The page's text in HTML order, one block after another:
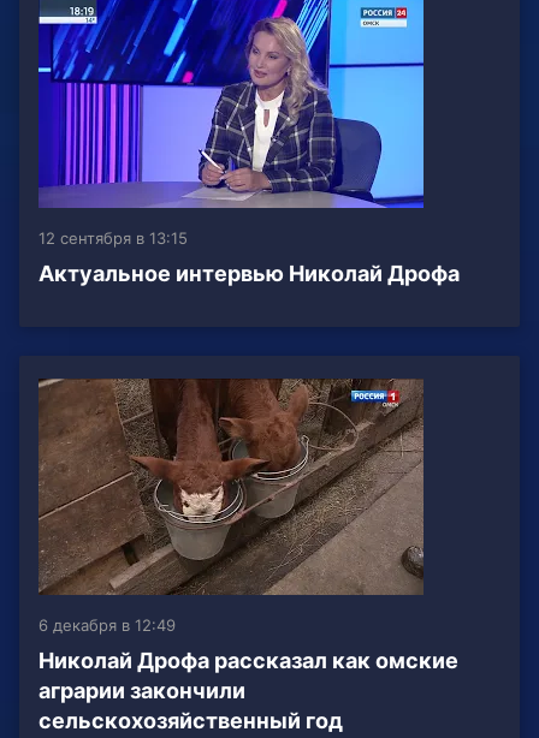
12 сентября в 13:15
Актуальное интервью Николай Дрофа
6 декабря в 12:49
Николай Дрофа рассказал как омские
аграрии закончили
сельскохозяйственный год